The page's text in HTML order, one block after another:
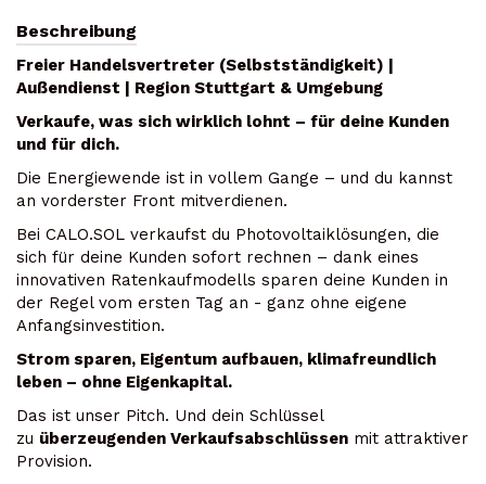
Beschreibung
Freier Handelsvertreter (Selbstständigkeit) |
Außendienst | Region Stuttgart & Umgebung
Verkaufe, was sich wirklich lohnt – für deine Kunden
und für dich.
Die Energiewende ist in vollem Gange – und du kannst
an vorderster Front mitverdienen.
Bei CALO.SOL verkaufst du Photovoltaiklösungen, die
sich für deine Kunden sofort rechnen – dank eines
innovativen Ratenkaufmodells sparen deine Kunden in
der Regel vom ersten Tag an - ganz ohne eigene
Anfangsinvestition.
Strom sparen, Eigentum aufbauen, klimafreundlich
leben – ohne Eigenkapital.
Das ist unser Pitch. Und dein Schlüssel
zu überzeugenden Verkaufsabschlüssen mit attraktiver
Provision.